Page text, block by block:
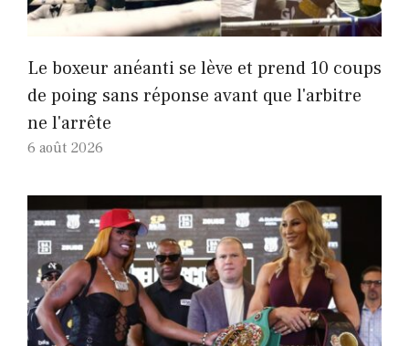
Le boxeur anéanti se lève et prend 10 coups
de poing sans réponse avant que l'arbitre
ne l'arrête
6 août 2026